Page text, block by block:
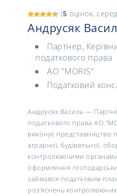
(5 оцінок,
Андрусяк
Партнер,
податкового права
АО "MORIS"
Податковий
Андрусяк Василь —
податкового права АО
виконує представництво
аграрної, будівельної,
контролюючими
оформлення
займався податковим
роз’яснень